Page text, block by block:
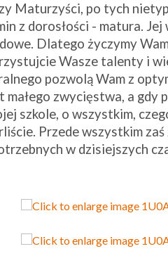
Maturzyści, po tych
z dorosłości - matura.
Dlatego życzymy
Wasze talenty i
pozwolą Wam z
małego zwycięstwa, a gdy
szkole, o wszystkim,
Przede wszystkim
w dzisiejszych